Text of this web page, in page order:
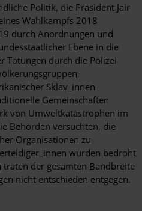
Politik, die Präsident Jair
Wahlkampfs 2018
durch Anordnungen und
Ebene in die
Tötungen durch die Polizei
Sklav_innen
Gemeinschaften
von Umweltkatastrophen im
Behörden versuchten, die
Organisationen zu
wurden bedroht
traten der gesamten Bandbreite
nicht entschieden entgegen.